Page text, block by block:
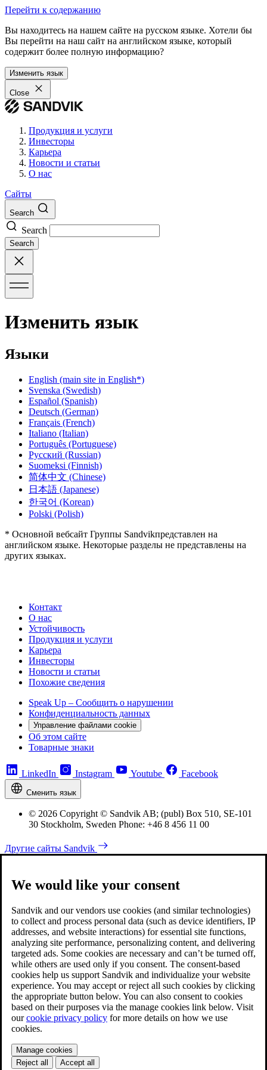
Перейти к содержанию
Вы находитесь на нашем сайте на русском языке. Хотели бы
Вы перейти на наш сайт на английском языке, который
содержит более полную информацию?
Изменить язык
Close
Продукция и услуги
Инвесторы
Карьера
Новости и статьи
О нас
Сайты
Search
Search
Search
Изменить язык
Языки
English (main site in English*)
Svenska (Swedish)
Español (Spanish)
Deutsch (German)
Français (French)
Italiano (Italian)
Português (Portuguese)
Русский (Russian)
Suomeksi (Finnish)
简体中文 (Chinese)
日本語 (Japanese)
한국어 (Korean)
Polski (Polish)
* Основной вебсайт Группы Sandvikпредставлен на
английском языке. Некоторые разделы не представлены на
других языках.
Контакт
О нас
Устойчивость
Продукция и услуги
Карьера
Инвесторы
Новости и статьи
Похожие сведения
Speak Up – Сообщить о нарушении
Конфиденциальность данных
Управление файлами cookie
Об этом сайте
Товарные знаки
LinkedIn Instagram Youtube Facebook
Сменить язык
© 2026 Copyright © Sandvik AB; (publ) Box 510, SE-101
30 Stockholm, Sweden Phone: +46 8 456 11 00
Другие сайты Sandvik
We would like your consent
Sandvik and our vendors use cookies (and similar technologies)
to collect and process personal data (such as device identifiers, IP
addresses, and website interactions) for essential site functions,
analyzing site performance, personalizing content, and delivering
targeted ads. Some cookies are necessary and can’t be turned off,
while others are used only if you consent. The consent-based
cookies help us support Sandvik and individualize your website
experience. You may accept or reject all such cookies by clicking
the appropriate button below. You can also consent to cookies
based on their purposes via the manage cookies link below. Visit
ourcookie privacy policy for more details on how we use
cookies.
Manage cookies
Reject all
Accept all